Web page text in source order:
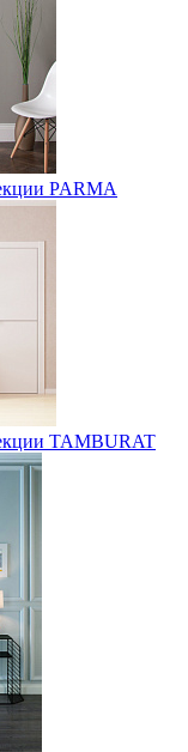
PARMA
TAMBURAT